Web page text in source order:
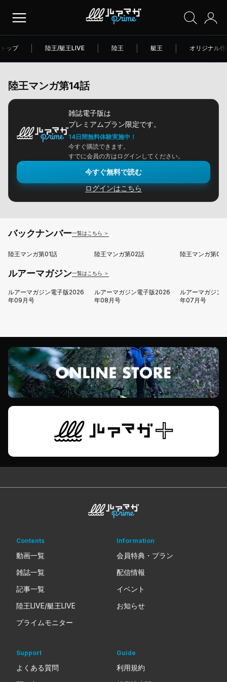
トップ 陸王/艇王LIVE 陸王 艇王 オリジナル
陸王マンガ第14話
雑誌電子版は
プレミアムプラン限定です。
14日間無料体験実施中！
今すぐ購読できます。
すでに会員の方はログインしてください。
今すぐ無料で読む
ログインはこちら
バックナンバー一覧はこちら ＞
陸王マンガ第01話 陸王マンガ第02話 陸王マンガ第03
ルアーマガジン一覧はこちら ＞
ルアーマガジン電子版2026
年09月号
ルアーマガジン電子版2026
年08月号
ルアーマガジン
年07月号
Contents
動画一覧
雑誌一覧
記事一覧
陸王LIVE/艇王LIVE
プライムモニター
Information
会員特典・プラン
配信情報
イベント
お知らせ
Support
よくある質問
Guide
利用規約